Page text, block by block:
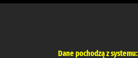
Dane pochodzą z systemu: